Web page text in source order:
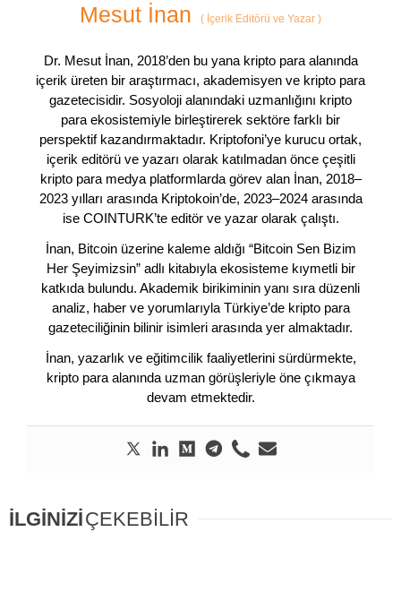
Mesut İnan ( İçerik Editörü ve Yazar )
Dr. Mesut İnan, 2018’den bu yana kripto para alanında
içerik üreten bir araştırmacı, akademisyen ve kripto para
gazetecisidir. Sosyoloji alanındaki uzmanlığını kripto
para ekosistemiyle birleştirerek sektöre farklı bir
perspektif kazandırmaktadır. Kriptofoni’ye kurucu ortak,
içerik editörü ve yazarı olarak katılmadan önce çeşitli
kripto para medya platformlarda görev alan İnan, 2018–
2023 yılları arasında Kriptokoin’de, 2023–2024 arasında
ise COINTURK’te editör ve yazar olarak çalıştı.
İnan, Bitcoin üzerine kaleme aldığı “Bitcoin Sen Bizim
Her Şeyimizsin” adlı kitabıyla ekosisteme kıymetli bir
katkıda bulundu. Akademik birikiminin yanı sıra düzenli
analiz, haber ve yorumlarıyla Türkiye’de kripto para
gazeteciliğinin bilinir isimleri arasında yer almaktadır.
İnan, yazarlık ve eğitimcilik faaliyetlerini sürdürmekte,
kripto para alanında uzman görüşleriyle öne çıkmaya
devam etmektedir.
İLGİNİZİÇEKEBİLİR